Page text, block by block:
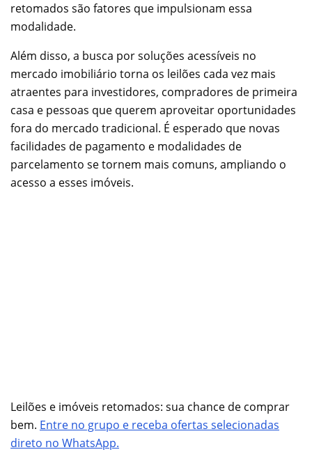
retomados são fatores que impulsionam essa
modalidade.
Além disso, a busca por soluções acessíveis no
mercado imobiliário torna os leilões cada vez mais
atraentes para investidores, compradores de primeira
casa e pessoas que querem aproveitar oportunidades
fora do mercado tradicional. É esperado que novas
facilidades de pagamento e modalidades de
parcelamento se tornem mais comuns, ampliando o
acesso a esses imóveis.
Leilões e imóveis retomados: sua chance de comprar
bem. Entre no grupo e receba ofertas selecionadas
direto no WhatsApp.